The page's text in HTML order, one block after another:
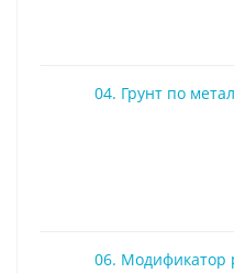
04. Грунт по
06. Модификатор